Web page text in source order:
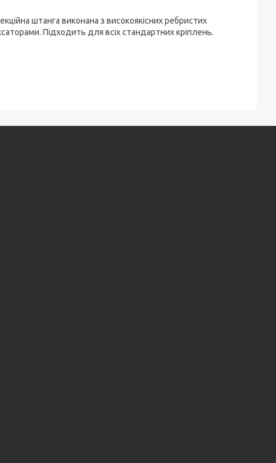
штанга виконана з високоякісних ребристих
Підходить для всіх стандартних кріплень.